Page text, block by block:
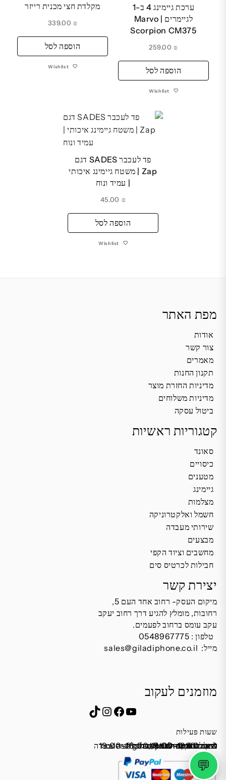
💬
ערכת גיימינג 4 ב-1
לגיימרים | Marvo
Scorpion CM375
₪
הוספה לסל
Wishlist
מקלדת חצי מכנית רייזר
₪
הוספה לסל
Wishlist
פד לעכבר SADES דגם
Zap | משטח גיימינג איכותי
| עמיד ונוח
₪
הוספה לסל
Wishlist
מפת האתר
אודות
צור קשר
מאמרים
תקנון החנות
מדיניות החזרת מוצר
מדיניות משלוחים
ביטול עסקה
קטגוריות ראשיות
סאונד
כיסויים
מטענים
גיימינג
מצלמות
חשמל ואלקטרוניקה
שירותי מעבדה
מבצעים
מחשבים וציוד הקפי
חבילות לכרטיס סים
יצירת קשר
מיקום העסק- רחוב אחד העם 5,
רחובות, מומלץ להגיע דרך רחוב יעקב
עקב עומס ברחוב לפעמים.
טלפון : 0548967775
מייל: sales@giladiphone.co.il
מוזמנים לעקוב
YouTube
Facebook
Instagram
TikTok
שעות פעילות
כתובת: אחד העם 5, רחובות
א׳-ה׳ 19:00-16:00,14:00-9:30
שישי 9:00-13:00
שבת סגור
מייל:sales@giladiphone.co.il
מיקום חנייה: יש אפשרות לחניה צמודה
לחנות התקשרו ואדאג לזה.
*נא להתקשר לפני הגעה